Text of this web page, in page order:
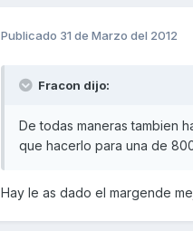
Publicado 31 de Marzo del 2012
Fracon dijo:
De todas maneras tambien
que hacerlo para una de
Hay le as dado el margende